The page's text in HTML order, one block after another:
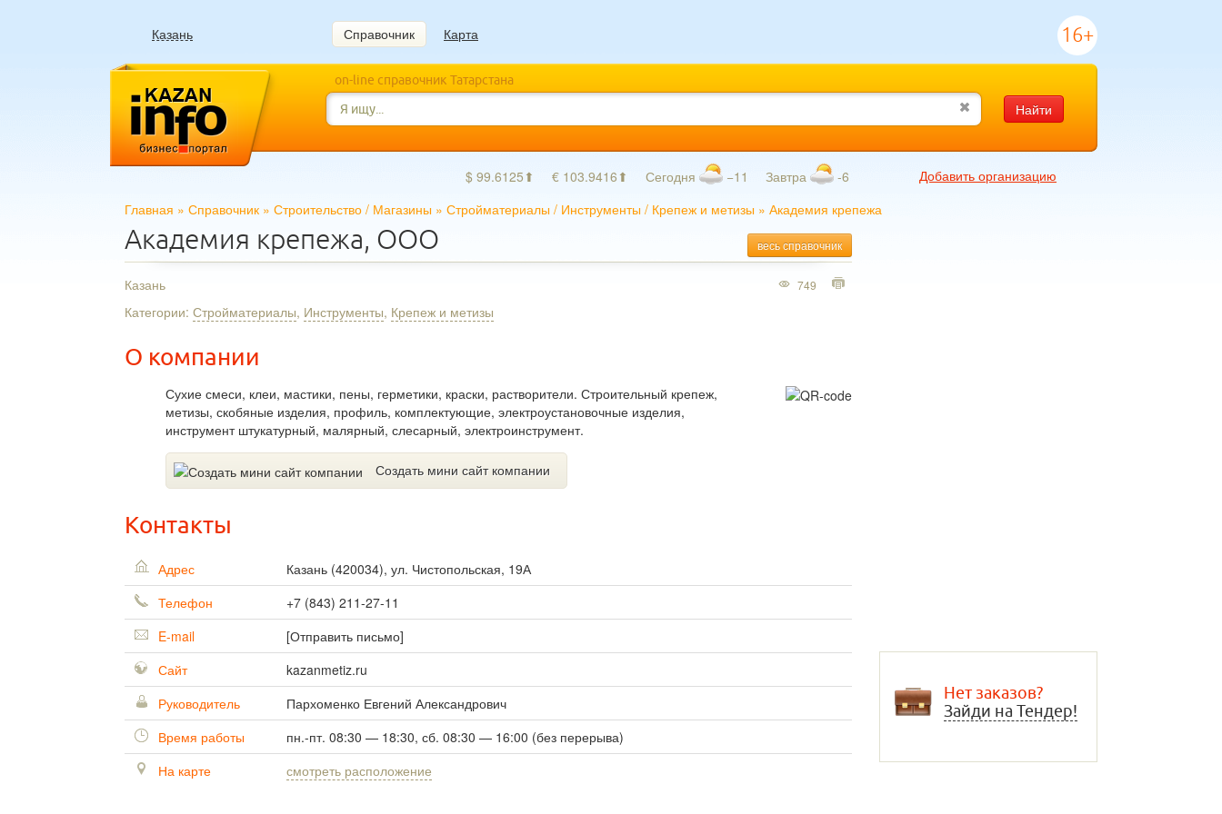
Казань Справочник Карта 16+
on-line справочник Татарстана
Найти
$ 99.6125⬆ € 103.9416⬆ Сегодня −11 Завтра -6
Добавить организацию
Главная » Справочник » Строительство / Магазины » Стройматериалы / Инструменты / Крепеж и метизы » Академия крепежа
весь справочник
Академия крепежа, ООО
Казань
Категории: Стройматериалы, Инструменты, Крепеж и метизы
О компании
Сухие смеси, клеи, мастики, пены, герметики, краски, растворители. Строительный крепеж,
метизы, скобяные изделия, профиль, комплектующие, электроустановочные изделия,
инструмент штукатурный, малярный, слесарный, электроинструмент.
Создать мини сайт компании
749
Контакты
Адрес Казань (420034), ул. Чистопольская, 19А
Телефон
+7 (843) 211-27-11
E-mail
[Отправить письмо]
Сайт
kazanmetiz.ru
Руководитель
Пархоменко Евгений Александрович
Время работы
пн.-пт. 08:30 — 18:30, сб. 08:30 — 16:00 (без перерыва)
На карте
смотреть расположение
Нет заказов?
Зайди на Тендер!